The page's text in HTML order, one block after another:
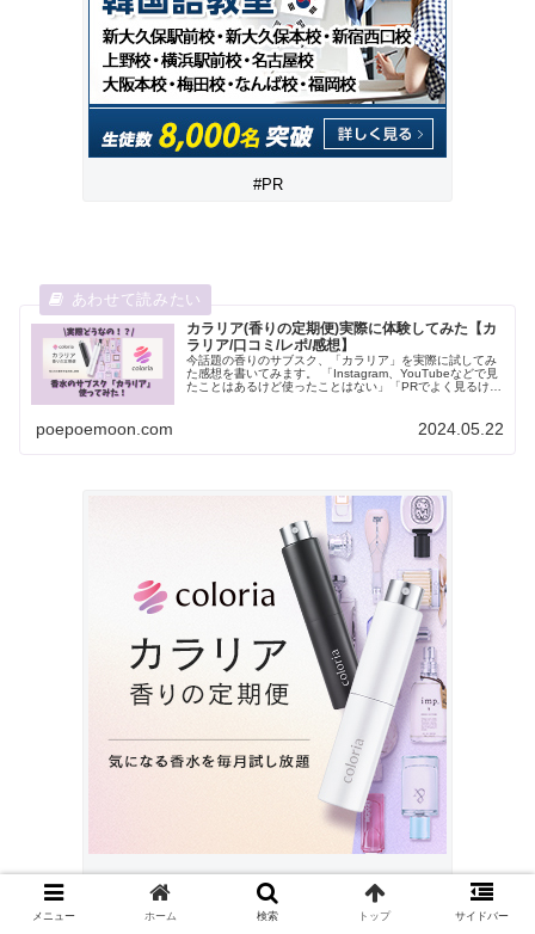
#PR
カラリア(香りの定期便)実際に体験してみた【カ
ラリア/口コミ/レポ/感想】
今話題の香りのサブスク、「カラリア」を実際に試してみ
た感想を書いてみます。 「Instagram、YouTubeなどで見
たことはあるけど使ったことはない」「PRでよく見るけど
poepoemoon.com 2024.05.22
#PR
メニュー ホーム 検索 トップ サイドバー